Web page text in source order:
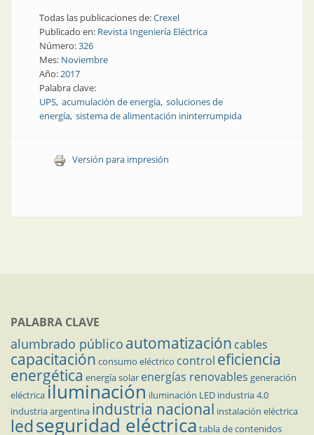
Todas las publicaciones de:Crexel
Publicado en: Revista Ingeniería Eléctrica
Número:326
Mes: Noviembre
Año:2017
Palabra clave:
UPS acumulación de energía soluciones de
energía sistema de alimentación ininterrumpida
Versión para impresión
PALABRA CLAVE
alumbrado público automatización cables
capacitación consumo eléctrico control eficiencia
energética energía solar energías renovables generación
eléctricailuminación iluminación LED industria 4.0
industria argentina industria nacional instalación eléctrica
ledseguridad eléctrica tabla de contenidos